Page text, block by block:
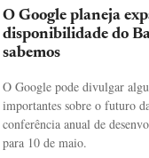
O Google planeja
disponibilidade do
sabemos
O Google pode divulgar
importantes sobre o futuro
conferência anual de
para 10 de maio.